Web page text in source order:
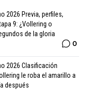
2026 Previa, perfiles,
9: ¿Vollering o
de la gloria
0
2026 Clasificación
le roba el amarillo a
después